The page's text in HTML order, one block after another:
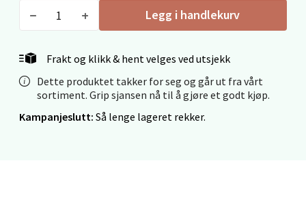
Legg i handlekurv
Frakt og klikk & hent velges ved utsjekk
Dette produktet takker for seg og går ut fra vårt
sortiment. Grip sjansen nå til å gjøre et godt kjøp.
Kampanjeslutt: Så lenge lageret rekker.
Velg
Ålesund - Thon Senter Moa
Langelandsvegen 25, 6010 Ålesund
Åpent i dag 10-18